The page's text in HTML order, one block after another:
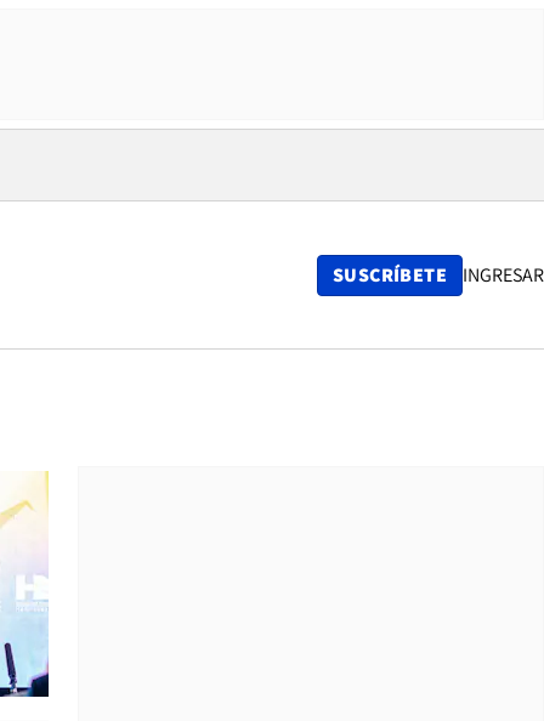
SUSCRÍBETE INGRESAR